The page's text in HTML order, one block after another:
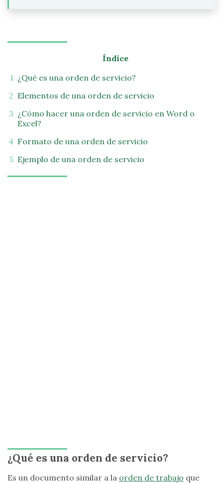
Índice
¿Qué es una orden de servicio?
Elementos de una orden de servicio
¿Cómo hacer una orden de servicio en Word o
Excel?
Formato de una orden de servicio
Ejemplo de una orden de servicio
¿Qué es una orden de servicio?
Es un documento similar a la orden de trabajo que